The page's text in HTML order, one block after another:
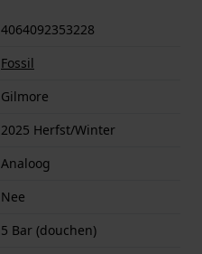
4064092353228
Fossil
Gilmore
2025 Herfst/Winter
Analoog
Nee
5 Bar (douchen)